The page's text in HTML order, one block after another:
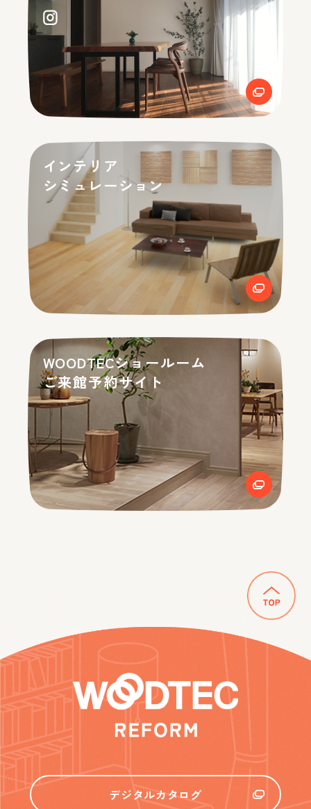
インテリア
シミュレーション
WOODTECショールーム
ご来館予約サイト
デジタルカタログ